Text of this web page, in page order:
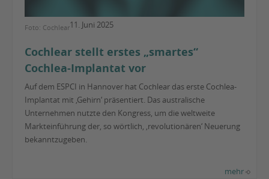
Foto: Cochlear11. Juni 2025
Cochlear stellt erstes „smartes“
Cochlea-Implantat vor
Auf dem ESPCI in Hannover hat Cochlear das erste Cochlea-
Implantat mit ‚Gehirn‘ präsentiert. Das australische
Unternehmen nutzte den Kongress, um die weltweite
Markteinführung der, so wörtlich, ‚revolutionären‘ Neuerung
bekanntzugeben.
mehr